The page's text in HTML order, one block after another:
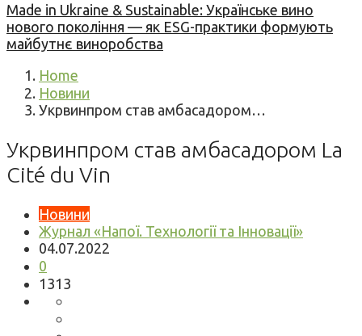
Made in Ukraine & Sustainable: Українське вино
нового покоління — як ESG-практики формують
майбутнє виноробства
Home
Новини
Укрвинпром став амбасадором…
Укрвинпром став амбасадором La
Cité du Vin
Новини
Журнал «Напої. Технології та Інновації»
04.07.2022
0
1313